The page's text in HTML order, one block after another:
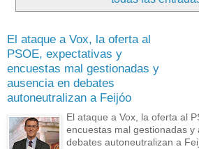
El ataque a Vox, la oferta al
PSOE, expectativas y
encuestas mal gestionadas y
ausencia en debates
autoneutralizan a Feijóo
El ataque a Vox, la oferta al
encuestas mal gestionadas y
debates autoneutralizan a